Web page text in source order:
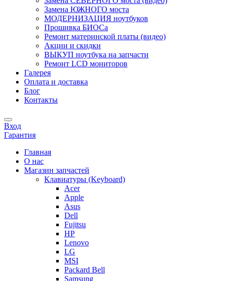
Замена ЮЖНОГО моста
МОДЕРНИЗАЦИЯ ноутбуков
Прошивка БИОСа
Ремонт материнской платы (видео)
Акции и скидки
ВЫКУП ноутбука на запчасти
Ремонт LCD мониторов
Галерея
Оплата и доставка
Блог
Контакты
Вход
Гарантия
Главная
О нас
Магазин запчастей
Клавиатуры (Keyboard)
Acer
Apple
Asus
Dell
Fujitsu
HP
Lenovo
LG
MSI
Packard Bell
Samsung